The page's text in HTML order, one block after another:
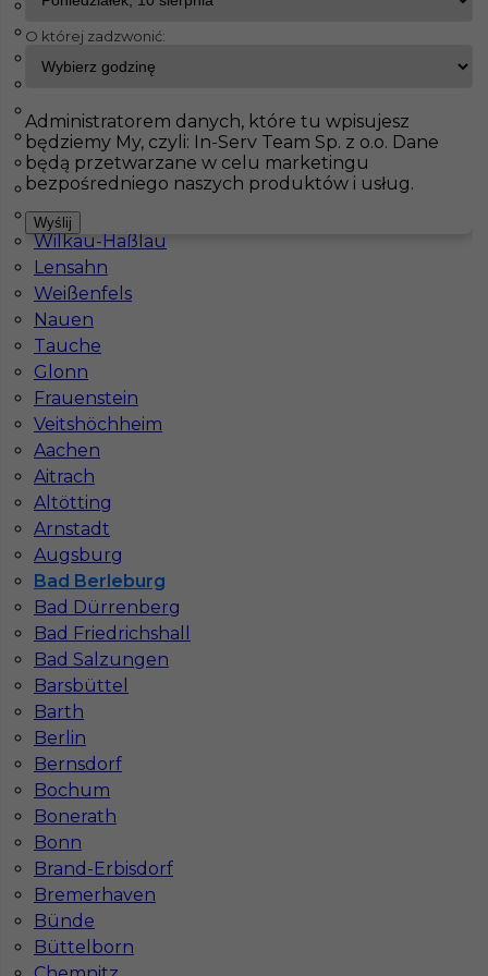
InServ Oferty pracy
Bisingen
Schorndorf
Seubersdorf
Oberharz am Brocken
Schöps
Dillingen
Barleben
Vellmar
Wilkau-Haßlau
Lensahn
Weißenfels
Nauen
Tauche
Glonn
Frauenstein
Veitshöchheim
Aachen
Aitrach
Altötting
Arnstadt
Augsburg
Bad Berleburg
Bad Dürrenberg
Bad Friedrichshall
Bad Salzungen
Barsbüttel
Barth
Berlin
Bernsdorf
Bochum
Bonerath
Bonn
Brand-Erbisdorf
Bremerhaven
Bünde
Büttelborn
Praca w Niemczech - dekarz
Kategoria Prace budowlane
Lokalizacja Niemcy
Wymagane języki
Stawka 29 - 31 € / h
1
Znaleziono 1 wyników
Jak znaleźć pracę za granicą?
Czy praca Niemcy na budowie nadal się
opłaca przy obecnych kosztach życia?
O której zadzwonić:
Administratorem danych, które tu wpisujesz
będziemy My, czyli: In-Serv Team Sp. z o.o. Dane
będą przetwarzane w celu marketingu
bezpośredniego naszych produktów i usług.
Wyślij